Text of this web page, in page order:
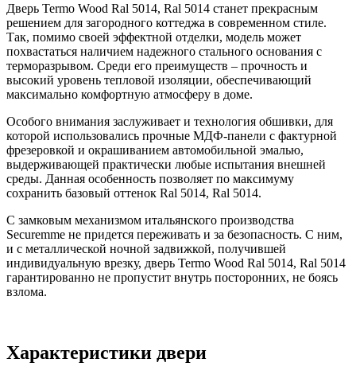
Дверь Termo Wood Ral 5014, Ral 5014 станет прекрасным
решением для загородного коттеджа в современном стиле.
Так, помимо своей эффектной отделки, модель может
похвастаться наличием надежного стального основания с
терморазрывом. Среди его преимуществ – прочность и
высокий уровень тепловой изоляции, обеспечивающий
максимально комфортную атмосферу в доме.
Особого внимания заслуживает и технология обшивки, для
которой использовались прочные МДФ-панели с фактурной
фрезеровкой и окрашиванием автомобильной эмалью,
выдерживающей практически любые испытания внешней
среды. Данная особенность позволяет по максимуму
сохранить базовый оттенок Ral 5014, Ral 5014.
С замковым механизмом итальянского производства
Securemme не придется переживать и за безопасность. С ним,
и с металлической ночной задвижкой, получившей
индивидуальную врезку, дверь Termo Wood Ral 5014, Ral 5014
гарантированно не пропустит внутрь посторонних, не боясь
взлома.
Характеристики двери